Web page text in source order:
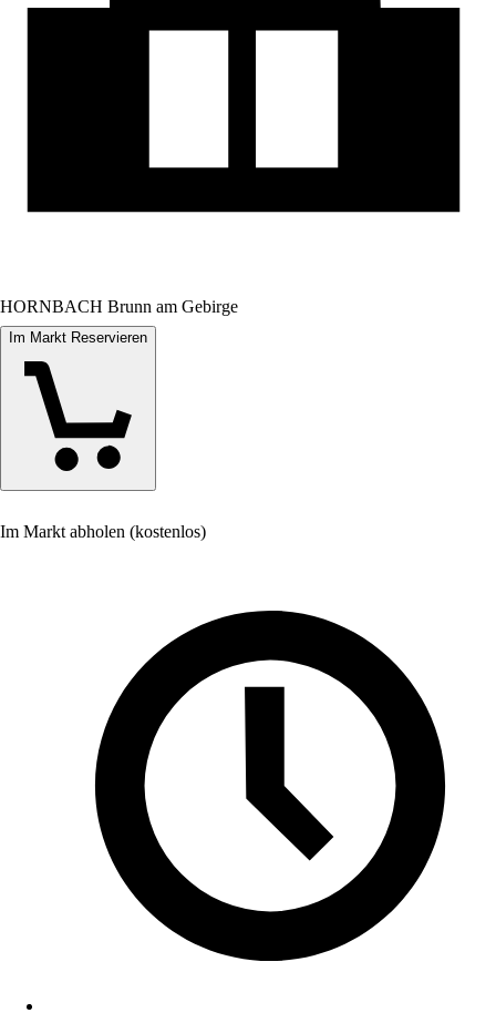
HORNBACH Brunn am Gebirge
Im Markt Reservieren
Im Markt abholen (kostenlos)